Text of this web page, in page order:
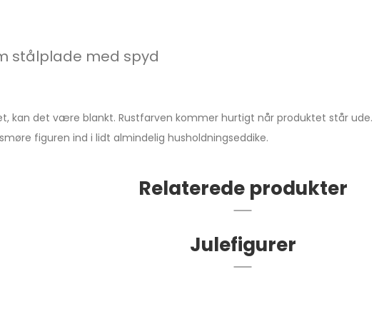
stålplade med spyd
kan det være blankt. Rustfarven kommer hurtigt når produktet står ude.
figuren ind i lidt almindelig husholdningseddike.
Relaterede produkter
Julefigurer